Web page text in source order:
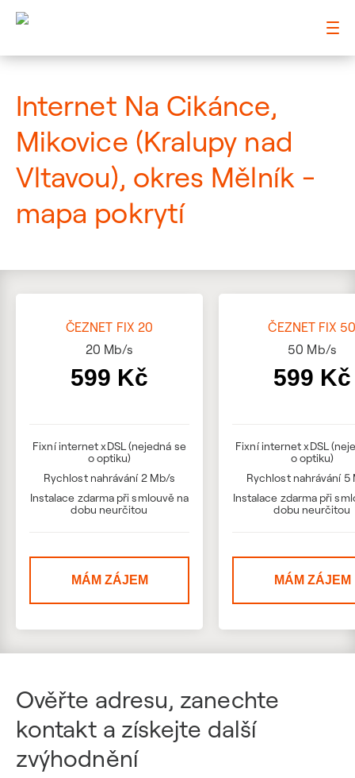
Internet Na Cikánce,
Mikovice (Kralupy nad
Vltavou), okres Mělník -
mapa pokrytí
ČEZNET FIX 20
20 Mb/s
599 Kč
Fixní internet xDSL (nejedná se
o optiku)
Rychlost nahrávání 2 Mb/s
Instalace zdarma při smlouvě na
dobu neurčitou
MÁM ZÁJEM
ČEZNET FIX
50 Mb/s
599 Kč
Fixní internet xDSL
o optiku)
Rychlost nahrávání 5
Instalace zdarma při
dobu neurčitou
MÁM ZÁJEM
Ověřte adresu, zanechte
kontakt a získejte další
zvýhodnění
: Mapa pokrytí ulice